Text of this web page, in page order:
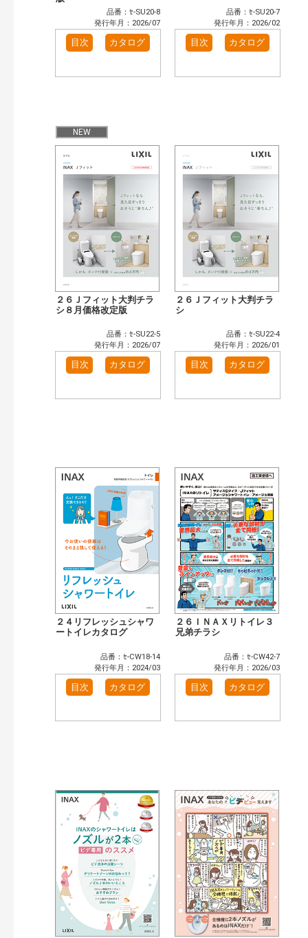
品番：ｾ-SU20-8
発行年月：2026/07
目次 カタログ
品番：ｾ-SU20-7
発行年月：2026/02
目次 カタログ
NEW
２６Ｊフィット大判チラ
シ８月価格改定版
品番：ｾ-SU22-5
発行年月：2026/07
目次 カタログ
２６Ｊフィット大判チラ
シ
品番：ｾ-SU22-4
発行年月：2026/01
目次 カタログ
２４リフレッシュシャワ
ートイレカタログ
品番：ｾ-CW18-14
発行年月：2024/03
目次 カタログ
２６ＩＮＡＸリトイレ３
兄弟チラシ
品番：ｾ-CW42-7
発行年月：2026/03
目次 カタログ